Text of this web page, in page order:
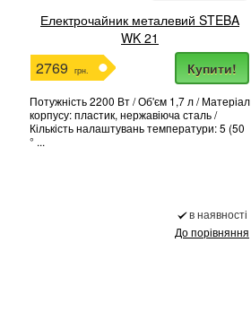
Електрочайник металевий STEBA
WK 21
2769 грн. Купити!
Потужність 2200 Вт / Об'єм 1,7 л / Матеріал
корпусу: пластик, нержавіюча сталь /
Кількість налаштувань температури: 5 (50
° ...
в наявності
До порівняння